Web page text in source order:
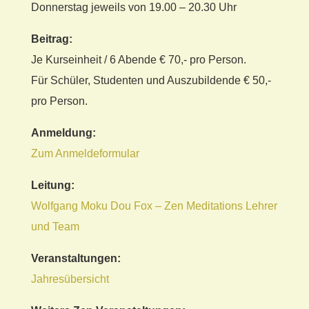
Donnerstag jeweils von 19.00 – 20.30 Uhr
Beitrag:
Je Kurseinheit / 6 Abende € 70,- pro Person.
Für Schüler, Studenten und Auszubildende € 50,-
pro Person.
Anmeldung:
Zum Anmeldeformular
Leitung:
Wolfgang Moku Dou Fox – Zen Meditations Lehrer
und Team
Veranstaltungen:
Jahresübersicht